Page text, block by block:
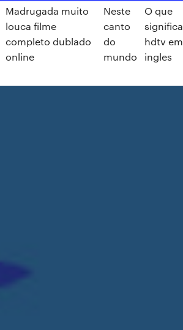
Madrugada muito
louca filme
completo dublado
online
Neste
canto
do
mundo
O que
significa
hdtv em
ingles